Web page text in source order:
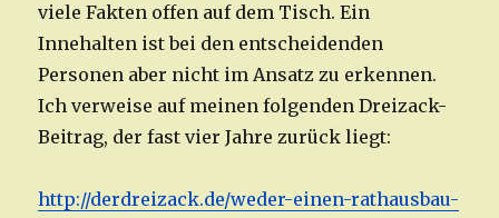
viele Fakten offen auf dem Tisch. Ein
Innehalten ist bei den entscheidenden
Personen aber nicht im Ansatz zu erkennen.
Ich verweise auf meinen folgenden Dreizack-
Beitrag, der fast vier Jahre zurück liegt:
http://derdreizack.de/weder-einen-rathausbau-